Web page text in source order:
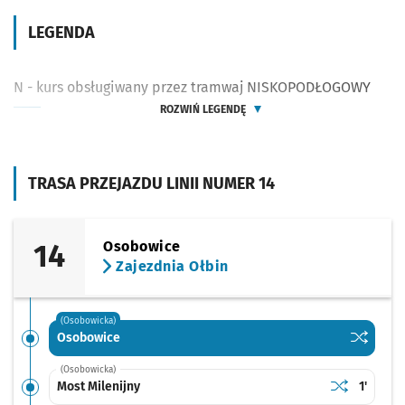
TRASA PRZEJAZDU LINII NUMER 14
14
Osobowice
Zajezdnia Ołbin
(Osobowicka)
Osobowice Sprawdź
(Osobowicka)
Most Milenijny Sprawdź
MostCzas
1'
LEGENDA
N - kurs obsługiwany przez tramwaj NISKOPODŁOGOWY
ROZWIŃ LEGENDĘ